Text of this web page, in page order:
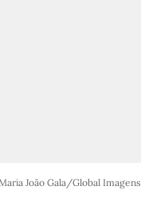
Maria João Gala/Global Imagens